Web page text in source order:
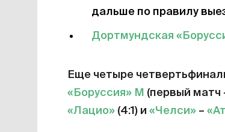
дальше по правилу
Дортмундская
Еще четыре
«Боруссия» М (первый матч
«Лацио» (4:1) и «Челси» –